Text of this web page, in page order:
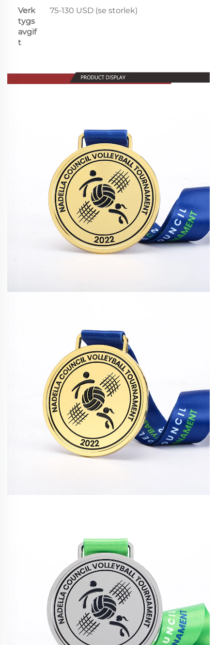
Verk
tygs
avgif
t
75-130 USD (se storlek)